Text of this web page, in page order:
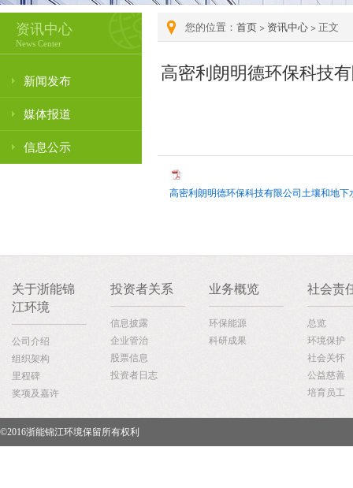
资讯中心
News Center
新闻发布
媒体报道
信息公示
您的位置： 首页 > 资讯中心 > 正文
高密利朗明德环保科技
高密利朗明德环保科技有限公司土壤和地下
关于浙能锦
江环境
公司介绍
组织架构
里程碑
奖项及嘉许
投资者关系
信息披露
企业管治
股票信息
投资者日志
业务概览
环保能源
科研成果
社会责
总览
环境保护
社会关怀
公益慈善
培育员工
©2016浙能锦江环境保留所有权利